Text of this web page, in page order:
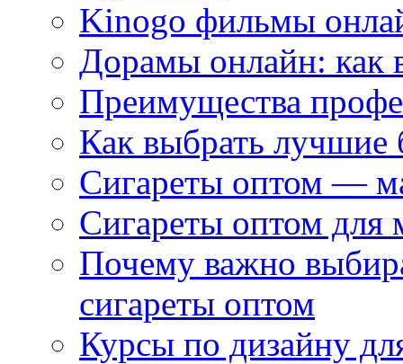
Kinogo фильмы
Дорамы онлайн: как
Преимущества
Как выбрать
Сигареты оптом —
Сигареты оптом для
Почему важно
сигареты оптом
Курсы по дизайну